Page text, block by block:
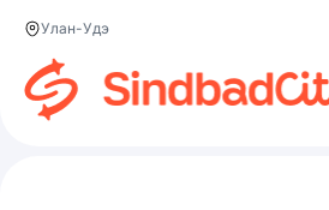
Улан-Удэ